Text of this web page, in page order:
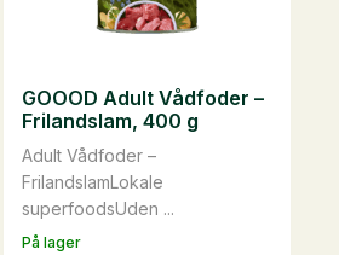
varesiden
På lager
Adult Vådfoder –
FrilandslamLokale
superfoodsUden ...
GOOOD Adult Vådfoder –
Frilandslam, 400 g